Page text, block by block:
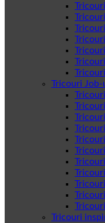
Tricouri Job-
Tricouri